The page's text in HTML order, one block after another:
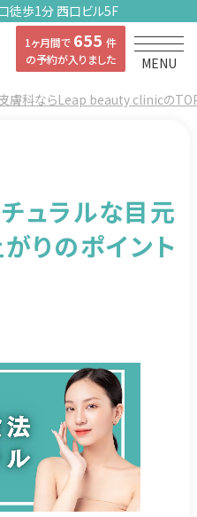
徒歩1分 西口ビル5F
1ヶ月間で 655 件
の予約が入りました
MENU
膚科ならLeap beauty clinicの
ュラルな目元
りのポイント